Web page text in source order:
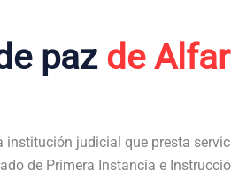
paz de
institución judicial que presta
de Primera Instancia e